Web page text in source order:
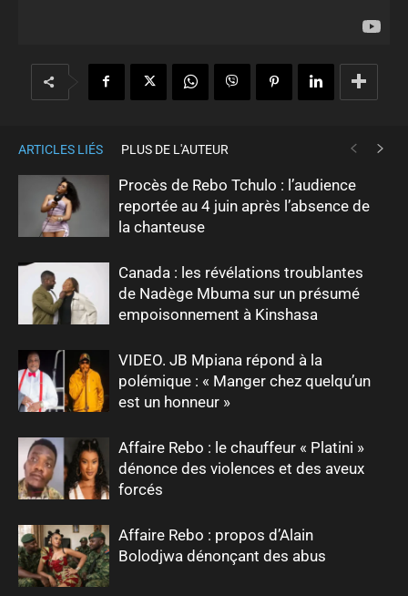
ARTICLES LIÉS PLUS DE L'AUTEUR
Procès de Rebo Tchulo : l’audience
reportée au 4 juin après l’absence de
la chanteuse
Canada : les révélations troublantes
de Nadège Mbuma sur un présumé
empoisonnement à Kinshasa
VIDEO. JB Mpiana répond à la
polémique : « Manger chez quelqu’un
est un honneur »
Affaire Rebo : le chauffeur « Platini »
dénonce des violences et des aveux
forcés
Affaire Rebo : propos d’Alain
Bolodjwa dénonçant des abus